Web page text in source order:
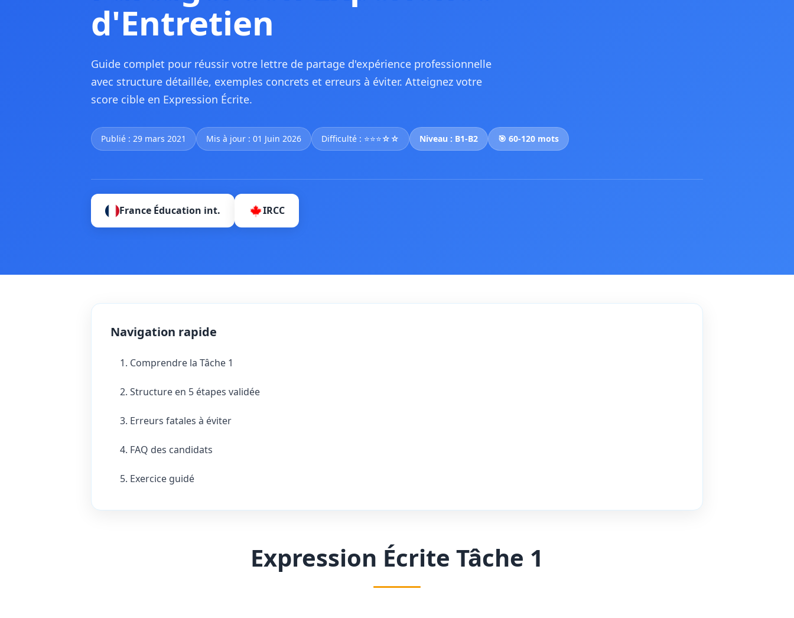
d'Entretien
Guide complet pour réussir votre lettre de partage d'expérience professionnelle
avec structure détaillée, exemples concrets et erreurs à éviter. Atteignez votre
score cible en Expression Écrite.
Publié : 29 mars 2021 Mis à jour : 01 Juin 2026 Difficulté : ⭐⭐⭐☆☆ Niveau : B1-B2 🎯 60-120 mots
France Éducation int. IRCC
Navigation rapide
1. Comprendre la Tâche 1
2. Structure en 5 étapes validée
3. Erreurs fatales à éviter
4. FAQ des candidats
5. Exercice guidé
Expression Écrite Tâche 1